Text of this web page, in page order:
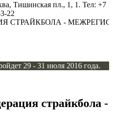
Тишинская пл., 1, 1. Тел: +7
22
СТРАЙКБОЛА -
29 - 31 июля 2016 года.
страйкбола -